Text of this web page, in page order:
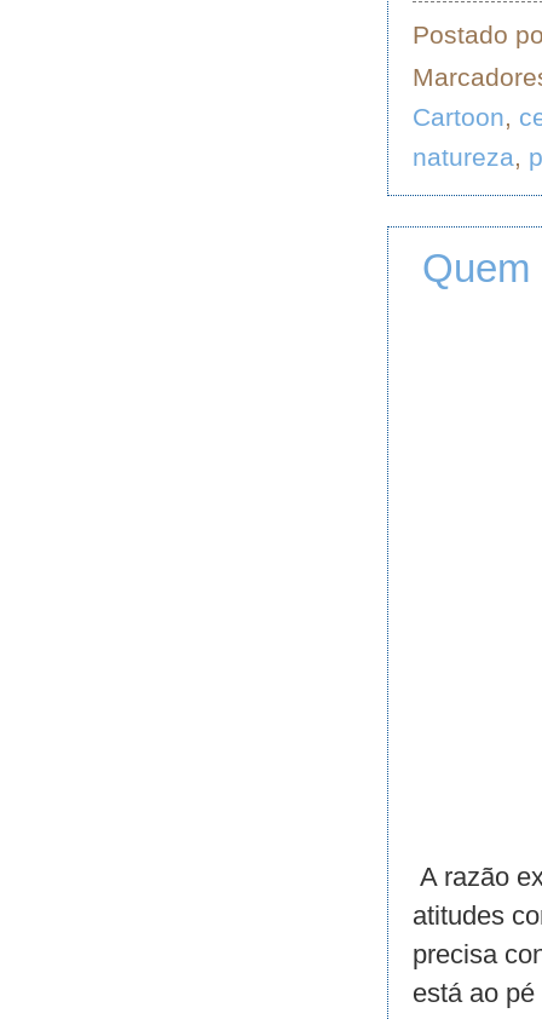
Postado
Cartoon,
natureza,
Quem
A razão
atitudes
precisa
está ao